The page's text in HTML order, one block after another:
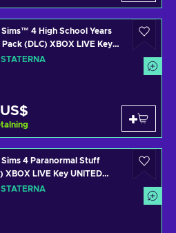
Sims™ 4 High School Years
Pack (DLC) XBOX LIVE Key
Sims 4 Paranormal Stuff
XBOX LIVE Key UNITED